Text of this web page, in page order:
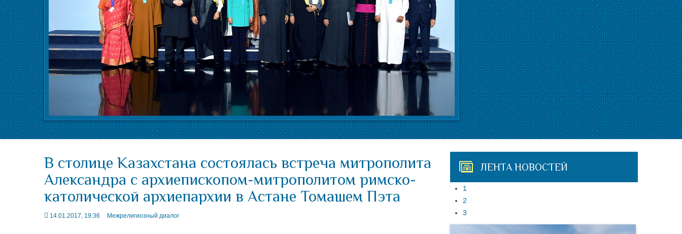
В столице Казахстана состоялась встреча митрополита
Александра с архиепископом-митрополитом римско-
католической архиепархии в Астане Томашем Пэта
14.01.2017, 19:36 Межрелигиозный диалог
ЛЕНТА НОВОСТЕЙ
1
2
3